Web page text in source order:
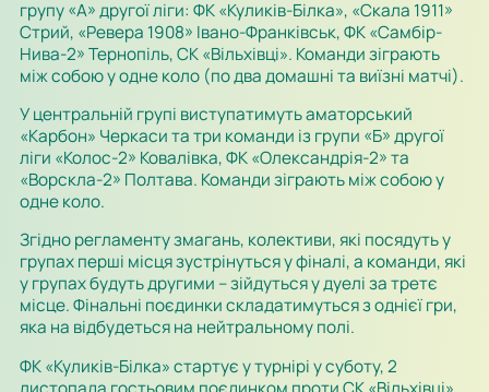
групу «А» другої ліги: ФК «Куликів-Білка», «Скала 1911»
Стрий, «Ревера 1908» Івано-Франківськ, ФК «Самбір-
Нива-2» Тернопіль, СК «Вільхівці». Команди зіграють
між собою у одне коло (по два домашні та виїзні матчі).
У центральній групі виступатимуть аматорський
«Карбон» Черкаси та три команди із групи «Б» другої
ліги «Колос-2» Ковалівка, ФК «Олександрія-2» та
«Ворскла-2» Полтава. Команди зіграють між собою у
одне коло.
Згідно регламенту змагань, колективи, які посядуть у
групах перші місця зустрінуться у фіналі, а команди, які
у групах будуть другими – зійдуться у дуелі за третє
місце. Фінальні поєдинки складатимуться з однієї гри,
яка на відбудеться на нейтральному полі.
ФК «Куликів-Білка» стартує у турнірі у суботу, 2